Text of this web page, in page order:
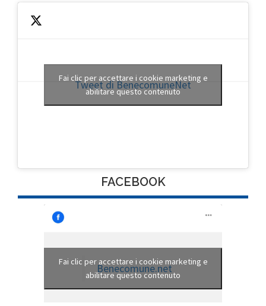
Tweet di BenecomuneNet
Fai clic per accettare i cookie marketing e
abilitare questo contenuto
FACEBOOK
Benecomune.net
Fai clic per accettare i cookie marketing e
abilitare questo contenuto